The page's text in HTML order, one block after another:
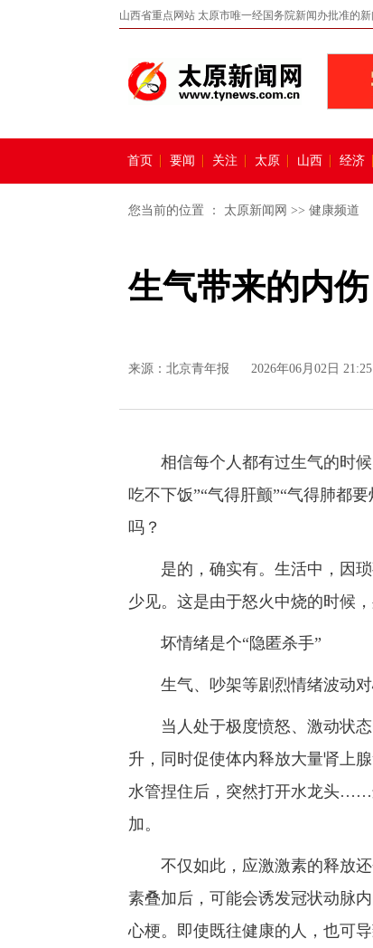
山西省重点网站 太原市唯一经国务院新闻办批准的
首页 要闻 关注 太原 山西 经济
您当前的位置 ： 太原新闻网 >> 健康频道
生气带来的内
来源： 北京青年报 2026年06月02日 21:25
相信每个人都有过生气的时候
吃不下饭”“气得肝颤”“气得肺都
吗？
是的，确实有。生活中，因琐
少见。这是由于怒火中烧的时候
坏情绪是个“隐匿杀手”
生气、吵架等剧烈情绪波动对
当人处于极度愤怒、激动状态
升，同时促使体内释放大量肾上
水管捏住后，突然打开水龙头……
加。
不仅如此，应激激素的释放还
素叠加后，可能会诱发冠状动脉
心梗。即使既往健康的人，也可